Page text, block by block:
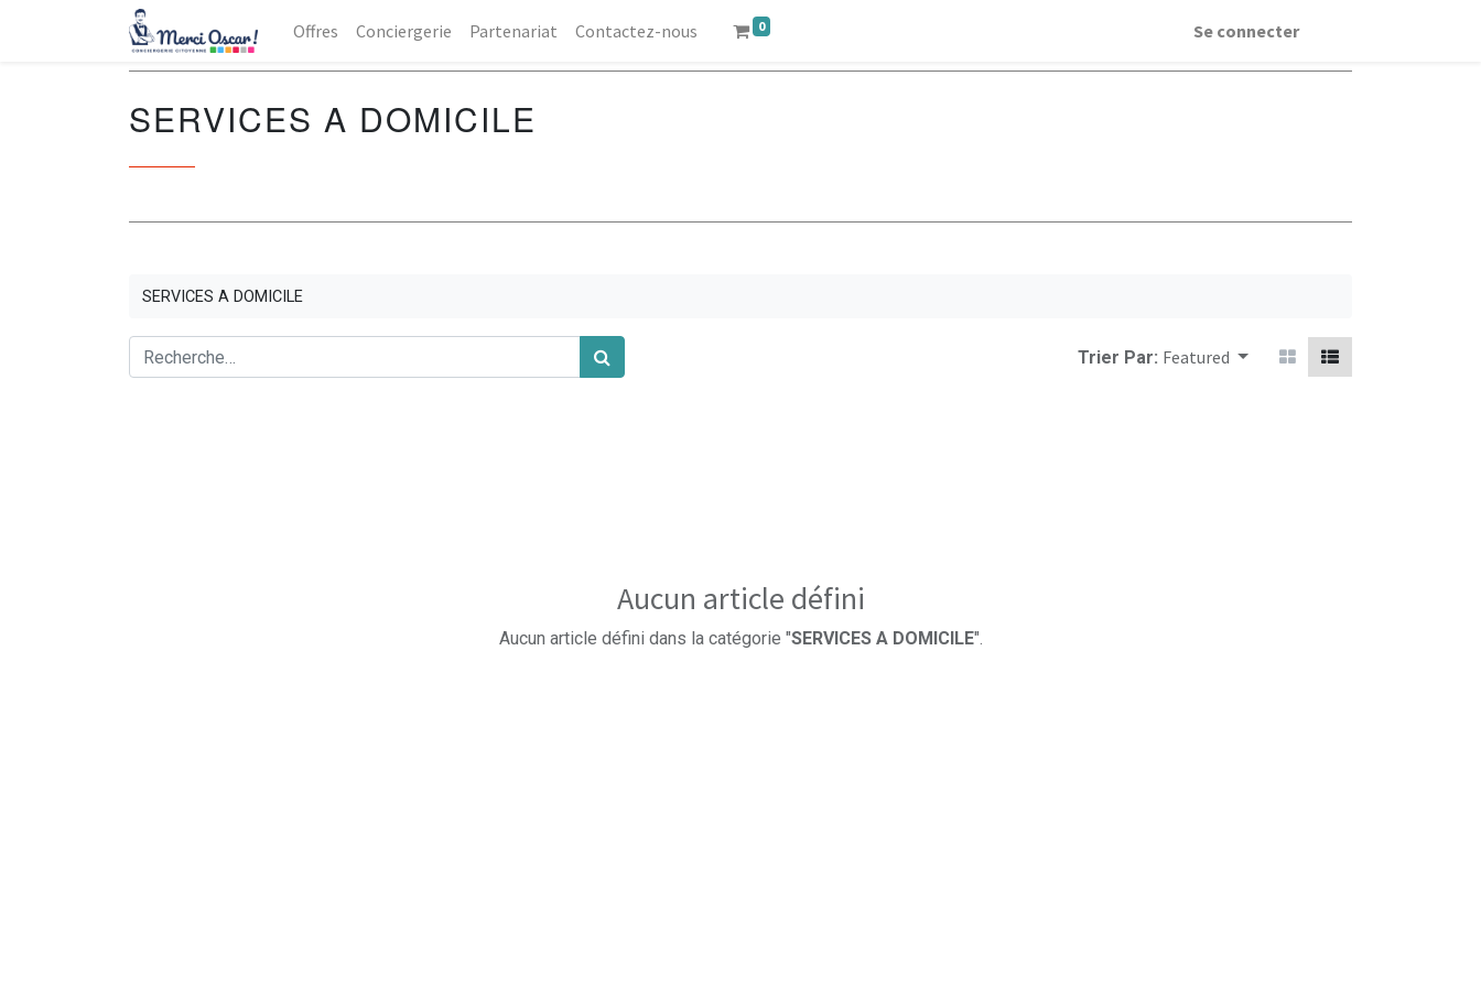
Offres Conciergerie Partenariat Contactez-nous 0 Se connecter
SERVICES A DOMICILE
SERVICES A DOMICILE
Trier Par: Featured
Aucun article défini
Aucun article défini dans la catégorie "SERVICES A DOMICILE".